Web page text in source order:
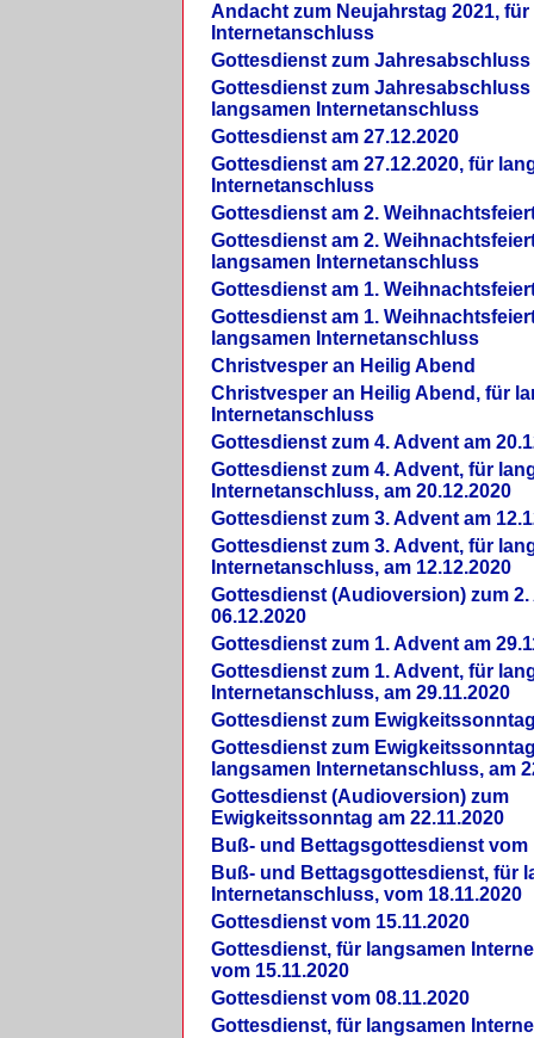
Andacht zum Neujahrstag 2021,
Internetanschluss
Gottesdienst zum Jahresabschluss
Gottesdienst zum Jahresabschluss
langsamen Internetanschluss
Gottesdienst am 27.12.2020
Gottesdienst am 27.12.2020, für
Internetanschluss
Gottesdienst am 2.
Gottesdienst am 2.
langsamen Internetanschluss
Gottesdienst am 1.
Gottesdienst am 1.
langsamen Internetanschluss
Christvesper an Heilig Abend
Christvesper an Heilig Abend, für
Internetanschluss
Gottesdienst zum 4. Advent am
Gottesdienst zum 4. Advent, für
Internetanschluss, am 20.12.2020
Gottesdienst zum 3. Advent am
Gottesdienst zum 3. Advent, für
Internetanschluss, am 12.12.2020
Gottesdienst (Audioversion) zum 2.
06.12.2020
Gottesdienst zum 1. Advent am
Gottesdienst zum 1. Advent, für
Internetanschluss, am 29.11.2020
Gottesdienst zum
Gottesdienst zum
langsamen Internetanschluss, am
Gottesdienst (Audioversion) zum
Ewigkeitssonntag am 22.11.2020
Buß- und Bettagsgottesdienst vom
Buß- und Bettagsgottesdienst, für
Internetanschluss, vom 18.11.2020
Gottesdienst vom 15.11.2020
Gottesdienst, für langsamen
vom 15.11.2020
Gottesdienst vom 08.11.2020
Gottesdienst, für langsamen